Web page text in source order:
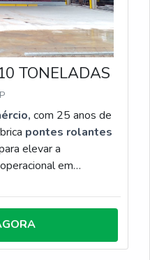
TONELADAS
com 25 anos de
pontes rolantes
elevar a
em
ou especiais,
conforme a
precisa
do espaço fabril.